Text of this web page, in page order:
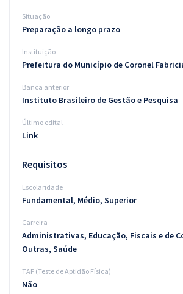
Conteúdo gratuito
Blog
Situação
Preparação a longo prazo
Instituição
Prefeitura do Município de Coronel
Banca anterior
Instituto Brasileiro de Gestão e Pesquisa
Último edital
Link
Requisitos
Escolaridade
Fundamental, Médio, Superior
Carreira
Administrativas, Educação, Fiscais e de
Outras, Saúde
TAF (Teste de Aptidão Física)
Não